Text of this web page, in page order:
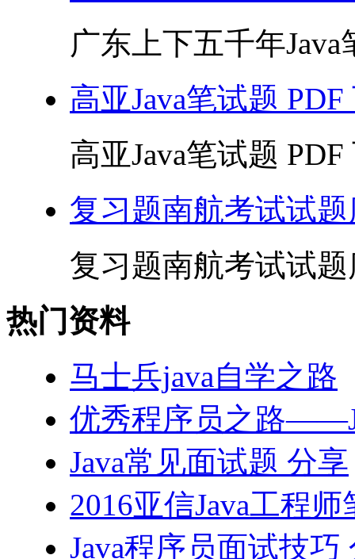
广东上下五千年
高亚Java笔试题 PDF
高亚Java笔试题 PDF
复习题南航考试试
复习题南航考试试
热门资料
马士兵java自学之路
优秀程序员之路
Java常见面试题 分享
2016亚信Java工程
Java程序员面试技巧